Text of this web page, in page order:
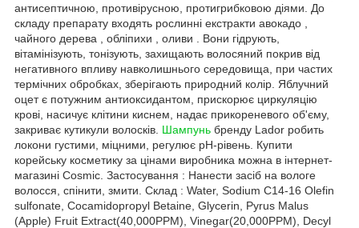
антисептичною, противірусною, протигрибковою діями. До
складу препарату входять рослинні екстракти авокадо ,
чайного дерева , обліпихи , оливи . Вони гідрують,
вітамінізують, тонізують, захищають волосяний покрив від
негативного впливу навколишнього середовища, при частих
термічних обробках, зберігають природний колір. Яблучний
оцет є потужним антиоксидантом, прискорює циркуляцію
крові, насичує клітини киснем, надає прикореневого об'єму,
закриває кутикули волосків. Шампунь бренду Lador робить
локони густими, міцними, регулює рН-рівень. Купити
корейську косметику за цінами виробника можна в інтернет-
магазині Cosmic. Застосування : Нанести засіб на вологе
волосся, спінити, змити. Склад : Water, Sodium C14-16 Olefin
sulfonate, Cocamidopropyl Betaine, Glycerin, Pyrus Malus
(Apple) Fruit Extract(40,000PPM), Vinegar(20,000PPM), Decyl